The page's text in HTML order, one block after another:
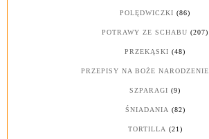
POLĘDWICZKI (86)
POTRAWY ZE SCHABU (207)
PRZEKĄSKI (48)
PRZEPISY NA BOŻE NARODZENIE
SZPARAGI (9)
ŚNIADANIA (82)
TORTILLA (21)